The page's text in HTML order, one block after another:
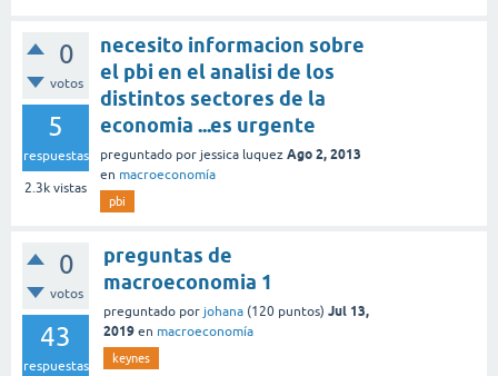
0
votos
5
respuestas
2.3k vistas
necesito informacion sobre
el pbi en el analisi de los
distintos sectores de la
economia ...es urgente
preguntado por jessica luquez Ago 2, 2013
en macroeconomía
pbi
0
votos
43
respuestas
preguntas de
macroeconomia 1
preguntado por johana (120 puntos) Jul 13,
2019 en macroeconomía
keynes